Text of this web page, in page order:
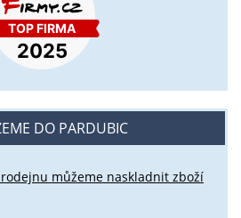
DO PARDUBIC
můžeme naskladnit zboží